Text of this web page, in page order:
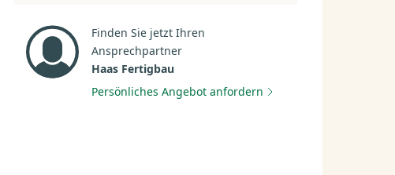
Finden Sie jetzt Ihren
Ansprechpartner
Haas Fertigbau
Persönliches Angebot anfordern